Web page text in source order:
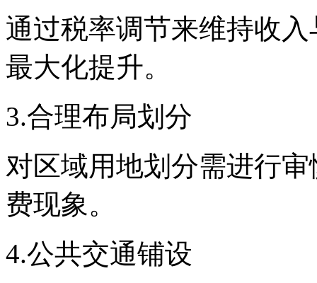
通过税率调节来维持收
最大化提升。
3.合理布局划分
对区域用地划分需进行
费现象。
4.公共交通铺设